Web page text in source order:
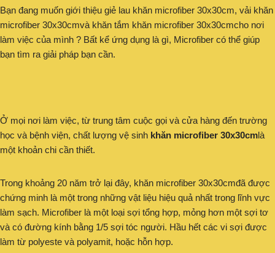
Bạn đang muốn giới thiệu giẻ lau khăn microfiber 30x30cm, vải khăn
microfiber 30x30cmvà khăn tắm khăn microfiber 30x30cmcho nơi
làm việc của mình ? Bất kể ứng dụng là gì, Microfiber có thể giúp
bạn tìm ra giải pháp bạn cần.
Ở mọi nơi làm việc, từ trung tâm cuộc gọi và cửa hàng đến trường
học và bệnh viện, chất lượng vệ sinh khăn microfiber 30x30cmlà
một khoản chi cần thiết.
Trong khoảng 20 năm trở lại đây, khăn microfiber 30x30cmđã được
chứng minh là một trong những vật liệu hiệu quả nhất trong lĩnh vực
làm sạch. Microfiber là một loại sợi tổng hợp, mỏng hơn một sợi tơ
và có đường kính bằng 1/5 sợi tóc người. Hầu hết các vi sợi được
làm từ polyeste và polyamit, hoặc hỗn hợp.